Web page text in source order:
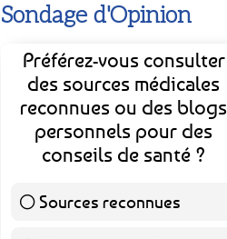
Sondage d'Opinion
Préférez-vous consulter
des sources médicales
reconnues ou des blogs
personnels pour des
conseils de santé ?
Sources reconnues
140 ( 73.3 % )